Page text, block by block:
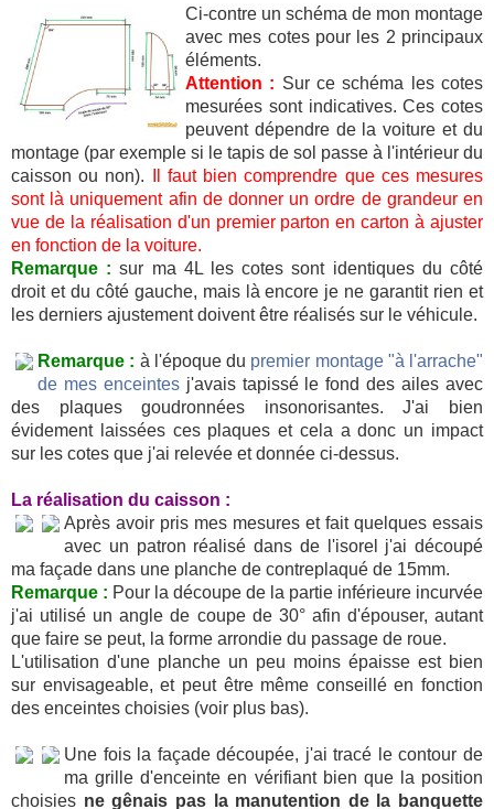
Ci-contre un schéma de mon montage
avec mes cotes pour les 2 principaux
éléments.
Attention : Sur ce schéma les cotes
mesurées sont indicatives. Ces cotes
peuvent dépendre de la voiture et du
montage (par exemple si le tapis de sol passe à l'intérieur du
caisson ou non).
Il faut bien comprendre que ces mesures
sont là uniquement afin de donner un ordre de grandeur en
vue de la réalisation d'un premier parton en carton à ajuster
en fonction de la voiture.
Remarque : sur ma 4L les cotes sont identiques du côté
droit et du côté gauche, mais là encore je ne garantit rien et
les derniers ajustement doivent être réalisés sur le véhicule.
Remarque : à l'époque du premier montage "à l'arrache"
de mes enceintesj'avais tapissé le fond des ailes avec
des plaques goudronnées insonorisantes. J'ai bien
évidement laissées ces plaques et cela a donc un impact
sur les cotes que j'ai relevée et donnée ci-dessus.
La réalisation du caisson :
Après avoir pris mes mesures et fait quelques essais
avec un patron réalisé dans de l'isorel j'ai découpé
ma façade dans une planche de contreplaqué de 15mm.
Remarque : Pour la découpe de la partie inférieure incurvée
j'ai utilisé un angle de coupe de 30° afin d'épouser, autant
que faire se peut, la forme arrondie du passage de roue.
L'utilisation d'une planche un peu moins épaisse est bien
sur envisageable, et peut être même conseillé en fonction
des enceintes choisies (voir plus bas).
Une fois la façade découpée, j'ai tracé le contour de
ma grille d'enceinte en vérifiant bien que la position
choisies ne gênais pas la manutention de la banquette